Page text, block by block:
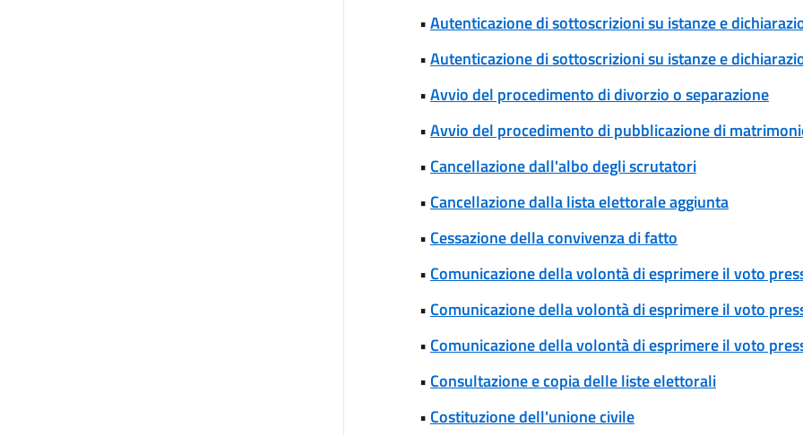
•Autenticazione di sottoscrizioni su istanze e
•Autenticazione di sottoscrizioni su istanze e
•Avvio del procedimento di divorzio o separazione
•Avvio del procedimento di pubblicazione di
• Cancellazione dall'albo degli scrutatori
• Cancellazione dalla lista elettorale aggiunta
• Cessazione della convivenza di fatto
• Comunicazione della volontà di esprimere il voto
• Comunicazione della volontà di esprimere il voto
• Comunicazione della volontà di esprimere il voto
• Consultazione e copia delle liste elettorali
• Costituzione dell'unione civile